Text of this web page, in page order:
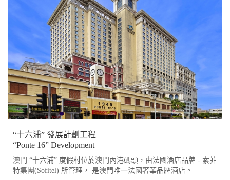
“十六浦” 發展計劃工程
“Ponte 16” Development
澳門 “十六浦” 度假村位於澳門內港碼頭，由法國酒店品牌 - 索菲
特集團(Sofitel) 所管理， 是澳門唯一法國奢華品牌酒店。